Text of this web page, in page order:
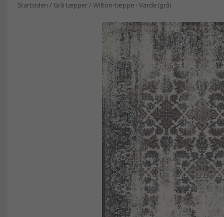
Startsiden / Grå tæpper/Wilton-tæppe - Varde (grå)